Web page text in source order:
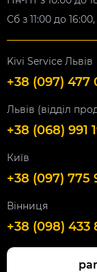
Сб з 11:00 до
Kivi Service Львів
+38 (097) 477
Львів (відділ
+38 (068) 991
Київ
+38 (097) 775
Вінниця
+38 (098) 433